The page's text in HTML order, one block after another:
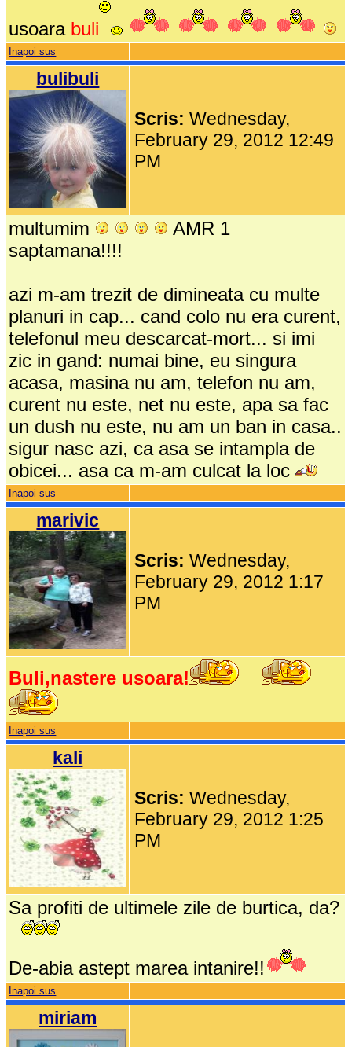
usoara buli
Inapoi sus
bulibuli
Scris:Wednesday,
February 29, 2012 12:49
PM
multumim
AMR 1
saptamana!!!!
azi m-am trezit de dimineata cu multe
planuri in cap... cand colo nu era curent,
telefonul meu descarcat-mort... si imi
zic in gand: numai bine, eu singura
acasa, masina nu am, telefon nu am,
curent nu este, net nu este, apa sa fac
un dush nu este, nu am un ban in casa..
sigur nasc azi, ca asa se intampla de
obicei... asa ca m-am culcat la loc
Inapoi sus
marivic
Scris:Wednesday,
February 29, 2012 1:17
PM
Buli,nastere usoara!
Inapoi sus
kali
Scris:Wednesday,
February 29, 2012 1:25
PM
Sa profiti de ultimele zile de burtica, da?
De-abia astept marea intanire!!
Inapoi sus
miriam